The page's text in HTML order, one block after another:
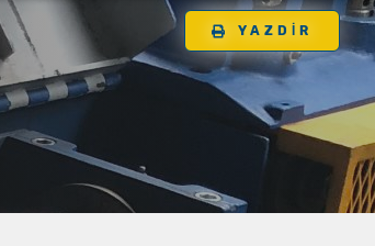
YAZDIR